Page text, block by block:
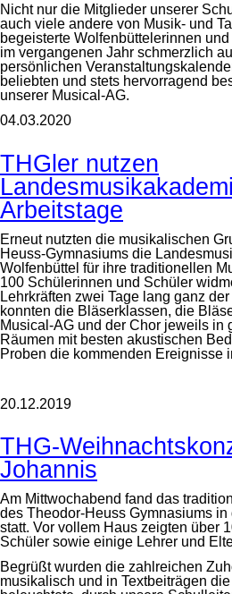
Nicht nur die Mitglieder unserer
auch viele andere von Musik- und
begeisterte Wolfenbüttelerinnen
im vergangenen Jahr schmerzlich
persönlichen
beliebten und stets hervorragend
unserer Musical-AG.
04.03.2020
THGler nutzen
Arbeitstage
Erneut nutzten die musikalischen
Heuss-Gymnasiums die
Wolfenbüttel für ihre traditionellen
100 Schülerinnen und Schüler
Lehrkräften zwei Tage lang ganz
konnten die Bläserklassen, die
Musical-AG und der Chor jeweils in
Räumen mit besten akustischen
Proben die kommenden Ereignisse
20.12.2019
THG-
Johannis
Am Mittwochabend fand das
des Theodor-Heuss Gymnasiums
statt. Vor vollem Haus zeigten über
Schüler sowie einige Lehrer und
Begrüßt wurden die zahlreichen
musikalisch und in Textbeiträgen